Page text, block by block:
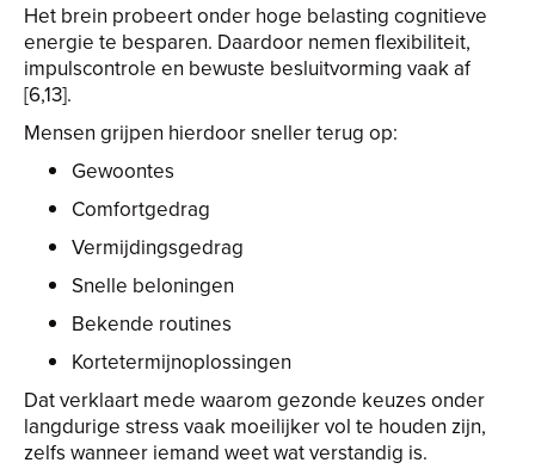
Het brein probeert onder hoge belasting cognitieve
energie te besparen. Daardoor nemen flexibiliteit,
impulscontrole en bewuste besluitvorming vaak af
[6,13].
Mensen grijpen hierdoor sneller terug op:
Gewoontes
Comfortgedrag
Vermijdingsgedrag
Snelle beloningen
Bekende routines
Kortetermijnoplossingen
Dat verklaart mede waarom gezonde keuzes onder
langdurige stress vaak moeilijker vol te houden zijn,
zelfs wanneer iemand weet wat verstandig is.